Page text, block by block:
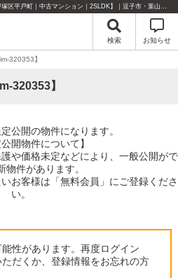
こちらは会員物件です【im-320353｜横浜市戸塚区平戸町｜中古マンション｜2SLDK】｜逗子市・葉山町・湘南エリアの不動産のことならセンチュリー21リビングライフにお任せください！
検索 お知らせ
320353】
320353】
公開の物件になります。
公開物件について】
や価格未定などにより、一般公開がで
物件があります。
お客様は「無料会員」にご登録くださ
い。
性があります。再度ログイン
だくか、登録情報をお忘れの方